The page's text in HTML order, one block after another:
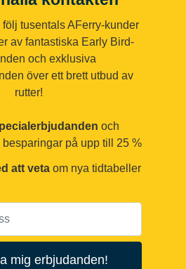
följ tusentals AFerry-kunder
av fantastiska Early Bird-
och exklusiva
över ett brett utbud av
rutter!
och
besparingar på upp till 25 %
att veta om nya tidtabeller
mig erbjudanden!